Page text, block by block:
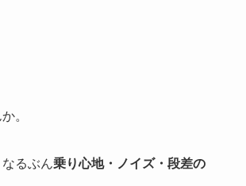
。
るぶん乗り心地・ノイズ・段差の